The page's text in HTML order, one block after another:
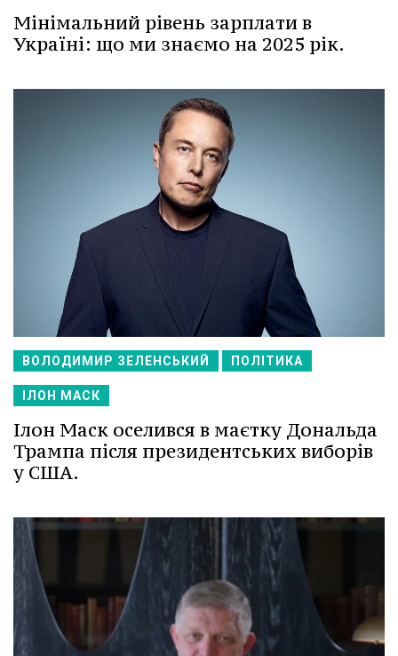
Мінімальний рівень зарплати в
Україні: що ми знаємо на 2025 рік.
ВОЛОДИМИР ЗЕЛЕНСЬКИЙ ПОЛІТИКА
ІЛОН МАСК
Ілон Маск оселився в маєтку Дональда
Трампа після президентських виборів
у США.